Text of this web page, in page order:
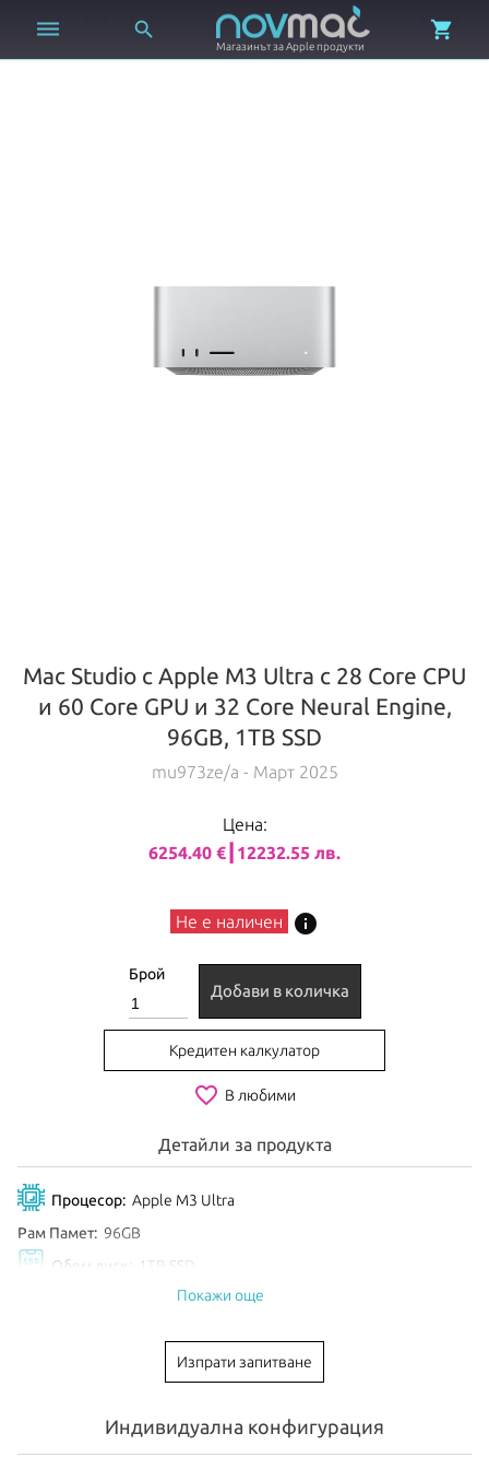
 
Магазинът за Apple продукти

Mac Studio с Apple M3 Ultra с 28 Core CPU
и 60 Core GPU и 32 Core Neural Engine,
96GB, 1TB SSD
mu973ze/a - Март 2025
Цена:
6254.40 €┃12232.55 лв.
Не е наличен info
Брой
Добави в количка
Кредитен калкулатор
favorite_border В любими
Детайли за продукта
Процесор: Apple M3 Ultra
Рам Памет: 96GB
Обем диск:
1TB SSD
Март 2025
– новото бижу на Apple с невиждана досега
производителност!
Покажи още
Изпрати запитване
Индивидуална конфигурация